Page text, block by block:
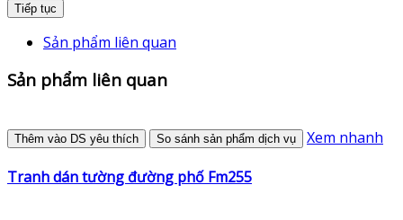
Tiếp tục
Sản phẩm liên quan
Sản phẩm liên quan
Thêm vào DS yêu thích So sánh sản phẩm dịch vụ Xem nhanh
Tranh dán tường đường phố Fm255